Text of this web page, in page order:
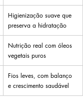
Higienização suave que
preserva a hidratação
Nutrição real com óleos
vegetais puros
Fios leves, com balanço
e crescimento saudável